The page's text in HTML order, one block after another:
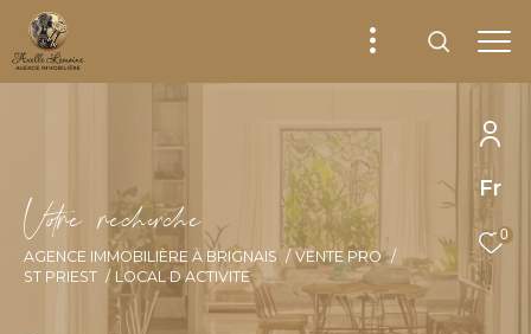
Fr
0
Vore recece
AGENCE IMMOBILIÈRE À BRIGNAIS
VENTE PRO
ST PRIEST
LOCAL D ACTIVITE